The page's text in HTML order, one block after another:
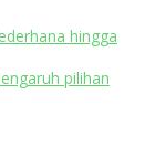
hingga
pilihan